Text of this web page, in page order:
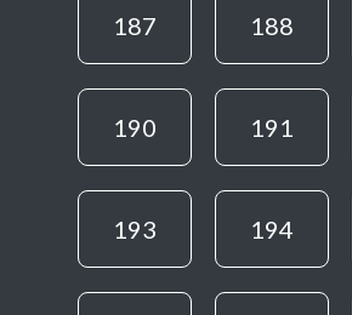
187 188
190 191
193 194